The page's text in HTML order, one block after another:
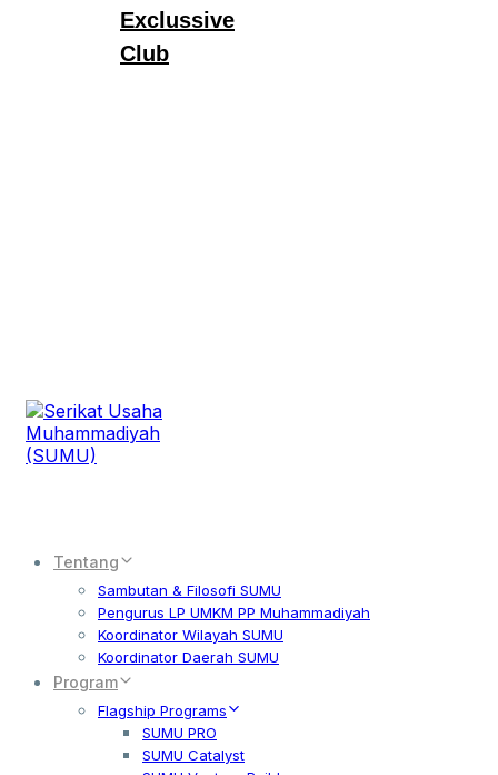
Exclussive
Club
Tentang
Sambutan & Filosofi SUMU
Pengurus LP UMKM PP Muhammadiyah
Koordinator Wilayah SUMU
Koordinator Daerah SUMU
Program
Flagship Programs
SUMU PRO
SUMU Catalyst